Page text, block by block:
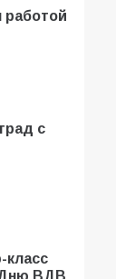
работой
с
класс
ВДВ